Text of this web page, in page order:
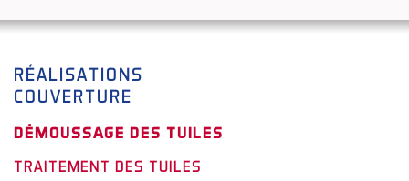
RÉALISATIONS
COUVERTURE
DÉMOUSSAGE DES TUILES
TRAITEMENT DES TUILES